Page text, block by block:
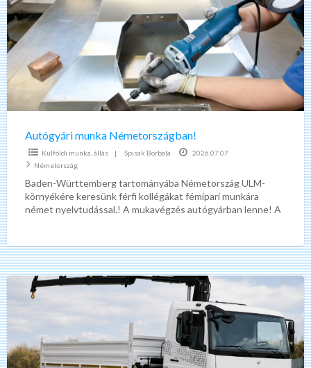
Németországban!
Autógyári munka Németországban!
Külföldi munka, állás | Spisak Borbala
2026.07.07
Németország
Baden-Württemberg tartományába Németország ULM-
környékére keresünk férfi kollégákat fémipari munkára
német nyelvtudással.! A mukavégzés autógyárban lenne! A
Mercedes
–
Benz
Atego
1622